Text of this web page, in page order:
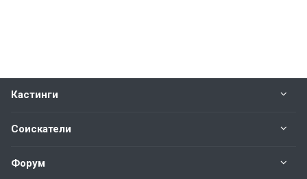
Кастинги
Соискатели
Форум